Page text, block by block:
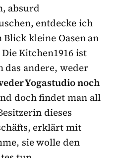
absurd
entdecke ich
kleine Oasen an
Kitchen1916 ist
das andere, weder
Yogastudio noch
doch findet man all
dieses
erklärt mit
sie wolle den